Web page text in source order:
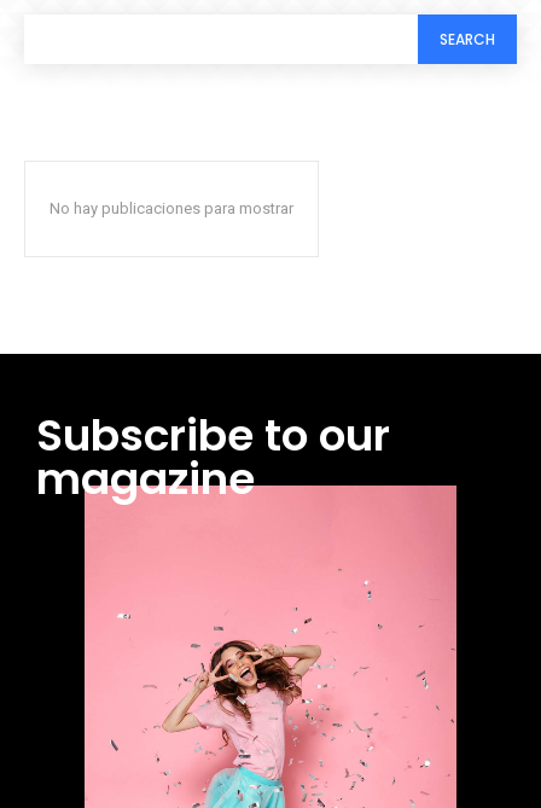
SEARCH
No hay publicaciones para mostrar
Subscribe to our
magazine